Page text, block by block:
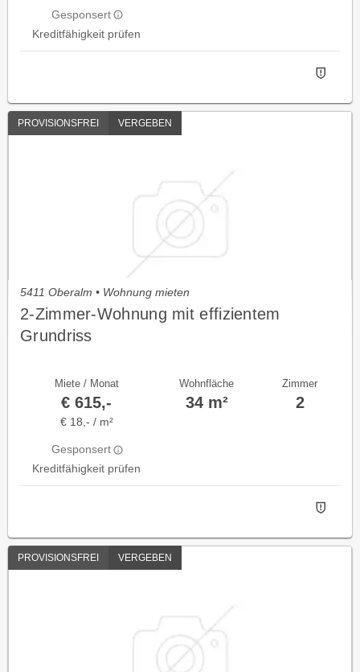
Gesponsert
Kreditfähigkeit prüfen
PROVISIONSFREI VERGEBEN
5411 Oberalm • Wohnung mieten
2-Zimmer-Wohnung mit effizientem
Grundriss
Miete / Monat
€ 615,-
€ 18,- / m²
Gesponsert
Kreditfähigkeit prüfen
Wohnfläche
34 m²
Zimmer
2
PROVISIONSFREI VERGEBEN